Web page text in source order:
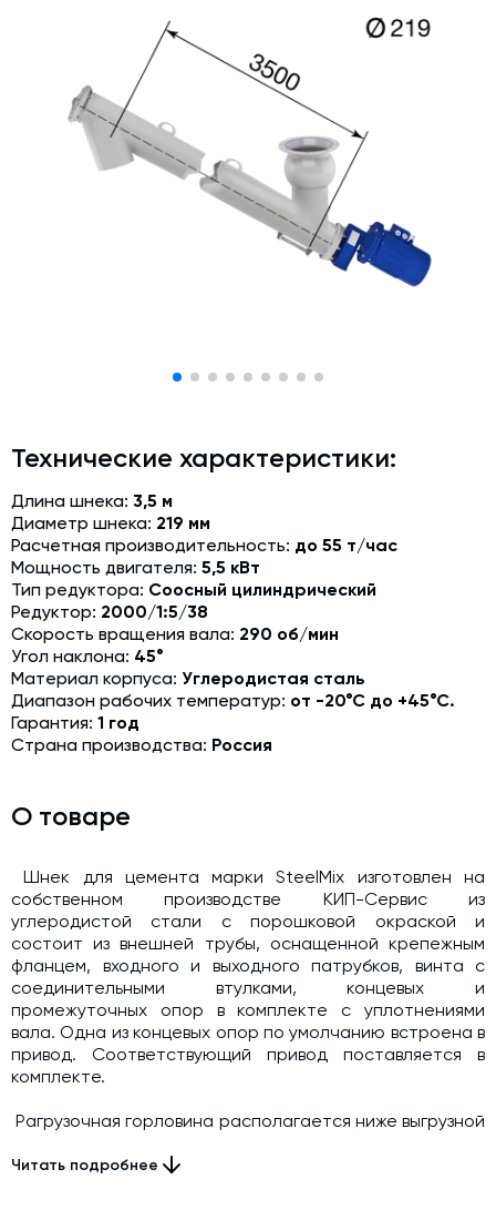
Дозаторы для бетонных заводов
Затворы для силосов и дозаторов
Промышленные фильтры и комплектующие
Авто и Ж/Д весы
Оборудование для производства ЖБИ
Дробильно-сортировочный комплекс
Модернизация и техническое перевооружение
производств
Зимний комплект. Изготовление и монтаж
Срочная техпомощь. Онлайн-обследование и ремонт
завода
Доставка, шеф-монтаж и пуско-наладка и обучение
Автоматизированные системы управления (АСУ ТП) любой
сложности
Экспертиза промышленной безопасности
Проектирование технологических линий,промышленных
зданий и сооружений
Технические характеристики:
Длина шнека: 3,5 м
Диаметр шнека: 219 мм
Расчетная производительность: до 55 т/час
Мощность двигателя: 5,5 кВт
Тип редуктора: Соосный цилиндрический
Редуктор: 2000/1:5/38
Скорость вращения вала: 290 об/мин
Угол наклона: 45°
Материал корпуса: Углеродистая сталь
Диапазон рабочих температур: от -20°С до +45°С.
Гарантия: 1 год
Страна производства: Россия
О товаре
Шнек для цемента марки SteelMix изготовлен на
собственном производстве КИП-Сервис из
углеродистой стали с порошковой окраской и
состоит из внешней трубы, оснащенной крепежным
фланцем, входного и выходного патрубков, винта с
соединительными втулками, концевых и
промежуточных опор в комплекте с уплотнениями
вала. Одна из концевых опор по умолчанию встроена в
привод. Соответствующий привод поставляется в
комплекте.
Pагрузочная горловина располагается ниже выгрузной
горизонту. Привод шнека расположен возле
Читать подробнее